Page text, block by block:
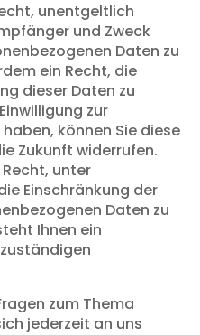
unentgeltlich
und Zweck
Daten zu
ein Recht, die
dieser Daten zu
zur
können Sie diese
Zukunft widerrufen.
unter
Einschränkung der
Daten zu
Ihnen ein
zum Thema
jederzeit an uns